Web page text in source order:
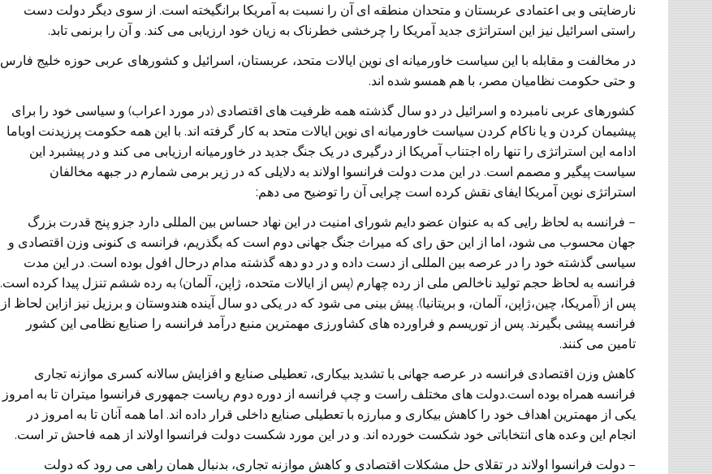
نارضايتی و بی اعتمادی عربستان و متحدان منطقه ای آن را نسبت به آمريکا برانگيخته است. از سوی ديگر دولت دست
راستی اسرائيل نيز اين استراتژی جديد آمريکا را چرخشی خطرناک به زيان خود ارزيابی می کند. و آن را برنمی تابد.
در مخالفت و مقابله با اين سياست خاورميانه ای نوين ايالات متحد، عربستان، اسرائيل و کشورهای عربی حوزه خليج فارس
و حتی حکومت نظاميان مصر، با هم همسو شده اند.
کشورهای عربی نامبرده و اسرائيل در دو سال گذشته همه ظرفيت های اقتصادی (در مورد اعراب) و سياسی خود را برای
پيشيمان کردن و يا ناکام کردن سياست خاورميانه ای نوين ايالات متحد به کار گرفته اند. با اين همه حکومت پرزيدنت اوباما
ادامه اين استراتژی را تنها راه اجتناب آمريکا از درگيری در يک جنگ جديد در خاورميانه ارزيابی می کند و در پيشبرد اين
سياست پيگير و مصمم است. در اين مدت دولت فرانسوا اولاند به دلايلی که در زير برمی شمارم در جبهه مخالفان
استراتژی نوين آمريکا ايفای نقش کرده است چرايی آن را توضيح می دهم:
– فرانسه به لحاظ رايی که به عنوان عضو دايم شورای امنيت در اين نهاد حساس بين المللی دارد جزو پنج قدرت بزرگ
جهان محسوب می شود، اما از اين حق رای که ميراث جنگ جهانی دوم است که بگذريم، فرانسه ی کنونی وزن اقتصادی و
سياسی گذشته خود را در عرصه بين المللی از دست داده و در دو دهه گذشته مدام درحال افول بوده است. در اين مدت
فرانسه به لحاظ حجم توليد ناخالص ملی از رده چهارم (پس از ايالات متحده، ژاپن، آلمان) به رده ششم تنزل پيدا کرده است.
پس از (آمريکا، چين،ژاپن، آلمان، و بريتانيا). پيش بينی می شود که در يکی دو سال آينده هندوستان و برزيل نيز ازاين لحاظ از
فرانسه پيشی بگيرند. پس از توريسم و فراورده های کشاورزی مهمترين منبع درآمد فرانسه را صنايع نظامی اين کشور
تامين می کنند.
کاهش وزن اقتصادی فرانسه در عرصه جهانی با تشديد بيکاری، تعطيلی صنايع و افزايش سالانه کسری موازنه تجاری
فرانسه همراه بوده است.دولت های مختلف راست و چپ فرانسه از دوره دوم رياست جمهوری فرانسوا ميتران تا به امروز
يکی از مهمترين اهداف خود را کاهش بيکاری و مبارزه با تعطيلی صنايع داخلی قرار داده اند. اما همه آنان تا به امروز در
انجام اين وعده های انتخاباتی خود شکست خورده اند. و در اين مورد شکست دولت فرانسوا اولاند از همه فاحش تر است.
– دولت فرانسوا اولاند در تقلای حل مشکلات اقتصادی و کاهش موازنه تجاری، بدنبال همان راهی می رود که دولت